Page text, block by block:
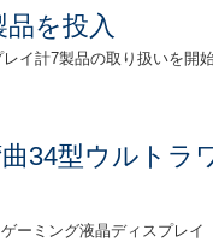
を投入
イ計7製品の取り扱いを開始
34型ウルトラ
ーミング液晶ディスプレイ